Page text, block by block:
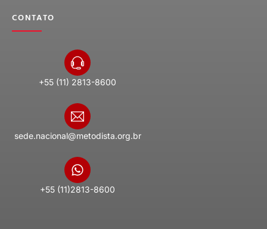
CONTATO
+55 (11) 2813-8600
sede.nacional@metodista.org.br
+55 (11)2813-8600